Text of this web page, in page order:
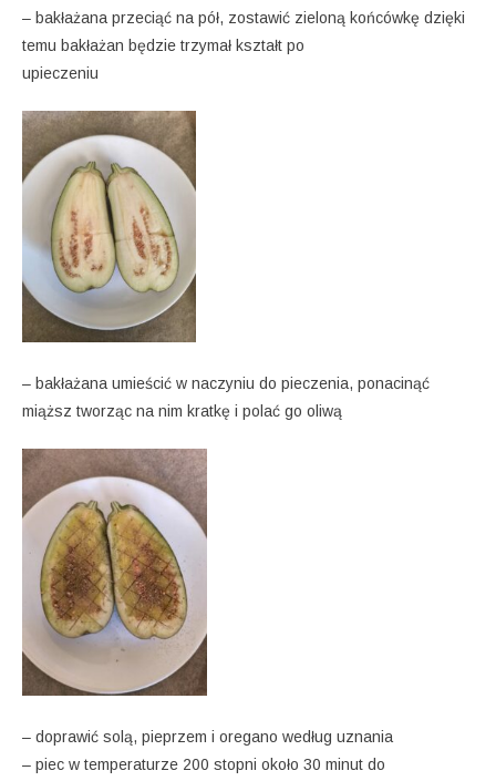
– bakłażana przeciąć na pół, zostawić zieloną końcówkę dzięki
temu bakłażan będzie trzymał kształt po
upieczeniu
– bakłażana umieścić w naczyniu do pieczenia, ponacinąć
miąższ tworząc na nim kratkę i polać go oliwą
– doprawić solą, pieprzem i oregano według uznania
– piec w temperaturze 200 stopni około 30 minut do